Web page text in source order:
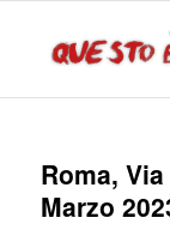
Roma,
Marzo